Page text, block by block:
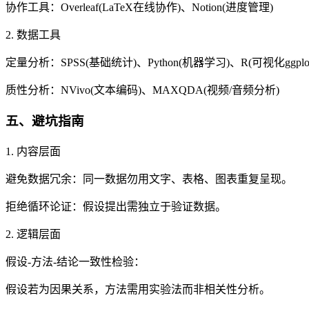
协作工具：Overleaf(LaTeX在线协作)、Notion(进度管理)
2. 数据工具
定量分析：SPSS(基础统计)、Python(机器学习)、R(可视化
质性分析：NVivo(文本编码)、MAXQDA(视频/音频分析)
五、避坑指南
1. 内容层面
避免数据冗余：同一数据勿用文字、表格、图表重复呈现。
拒绝循环论证：假设提出需独立于验证数据。
2. 逻辑层面
假设-方法-结论一致性检验：
假设若为因果关系，方法需用实验法而非相关性分析。